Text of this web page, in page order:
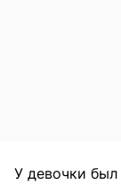
У девочки был